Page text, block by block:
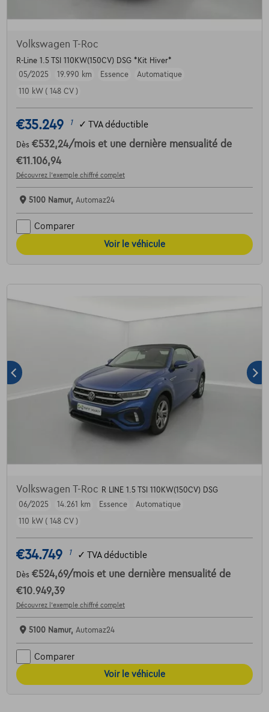
Volkswagen T-Roc
R-Line 1.5 TSI 110KW(150CV) DSG *Kit Hiver*
05/2025
19.990 km Essence
Automatique
110 kW ( 148 CV )
€35.249 1 ✓ TVA déductible
Dès €532,24/mois et une dernière mensualité de
€11.106,94
Découvrez l’exemple chiffré complet
5100 Namur, Automaz24
Comparer
Voir le véhicule
Volkswagen T-Roc R LINE 1.5 TSI 110KW(150CV) DSG
06/2025
14.261 km Essence
Automatique
110 kW ( 148 CV )
€34.749 1 ✓ TVA déductible
Dès €524,69/mois et une dernière mensualité de
€10.949,39
Découvrez l’exemple chiffré complet
5100 Namur, Automaz24
Comparer
Voir le véhicule